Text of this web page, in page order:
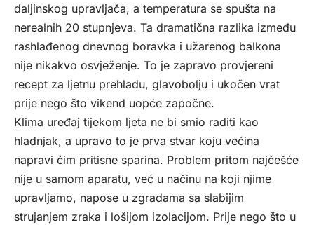
daljinskog upravljača, a temperatura se spušta na
nerealnih 20 stupnjeva. Ta dramatična razlika između
rashlađenog dnevnog boravka i užarenog balkona
nije nikakvo osvježenje. To je zapravo provjereni
recept za ljetnu prehladu, glavobolju i ukočen vrat
prije nego što vikend uopće započne.
Klima uređaj tijekom ljeta ne bi smio raditi kao
hladnjak, a upravo to je prva stvar koju većina
napravi čim pritisne sparina. Problem pritom najčešće
nije u samom aparatu, već u načinu na koji njime
upravljamo, napose u zgradama sa slabijim
strujanjem zraka i lošijom izolacijom. Prije nego što u